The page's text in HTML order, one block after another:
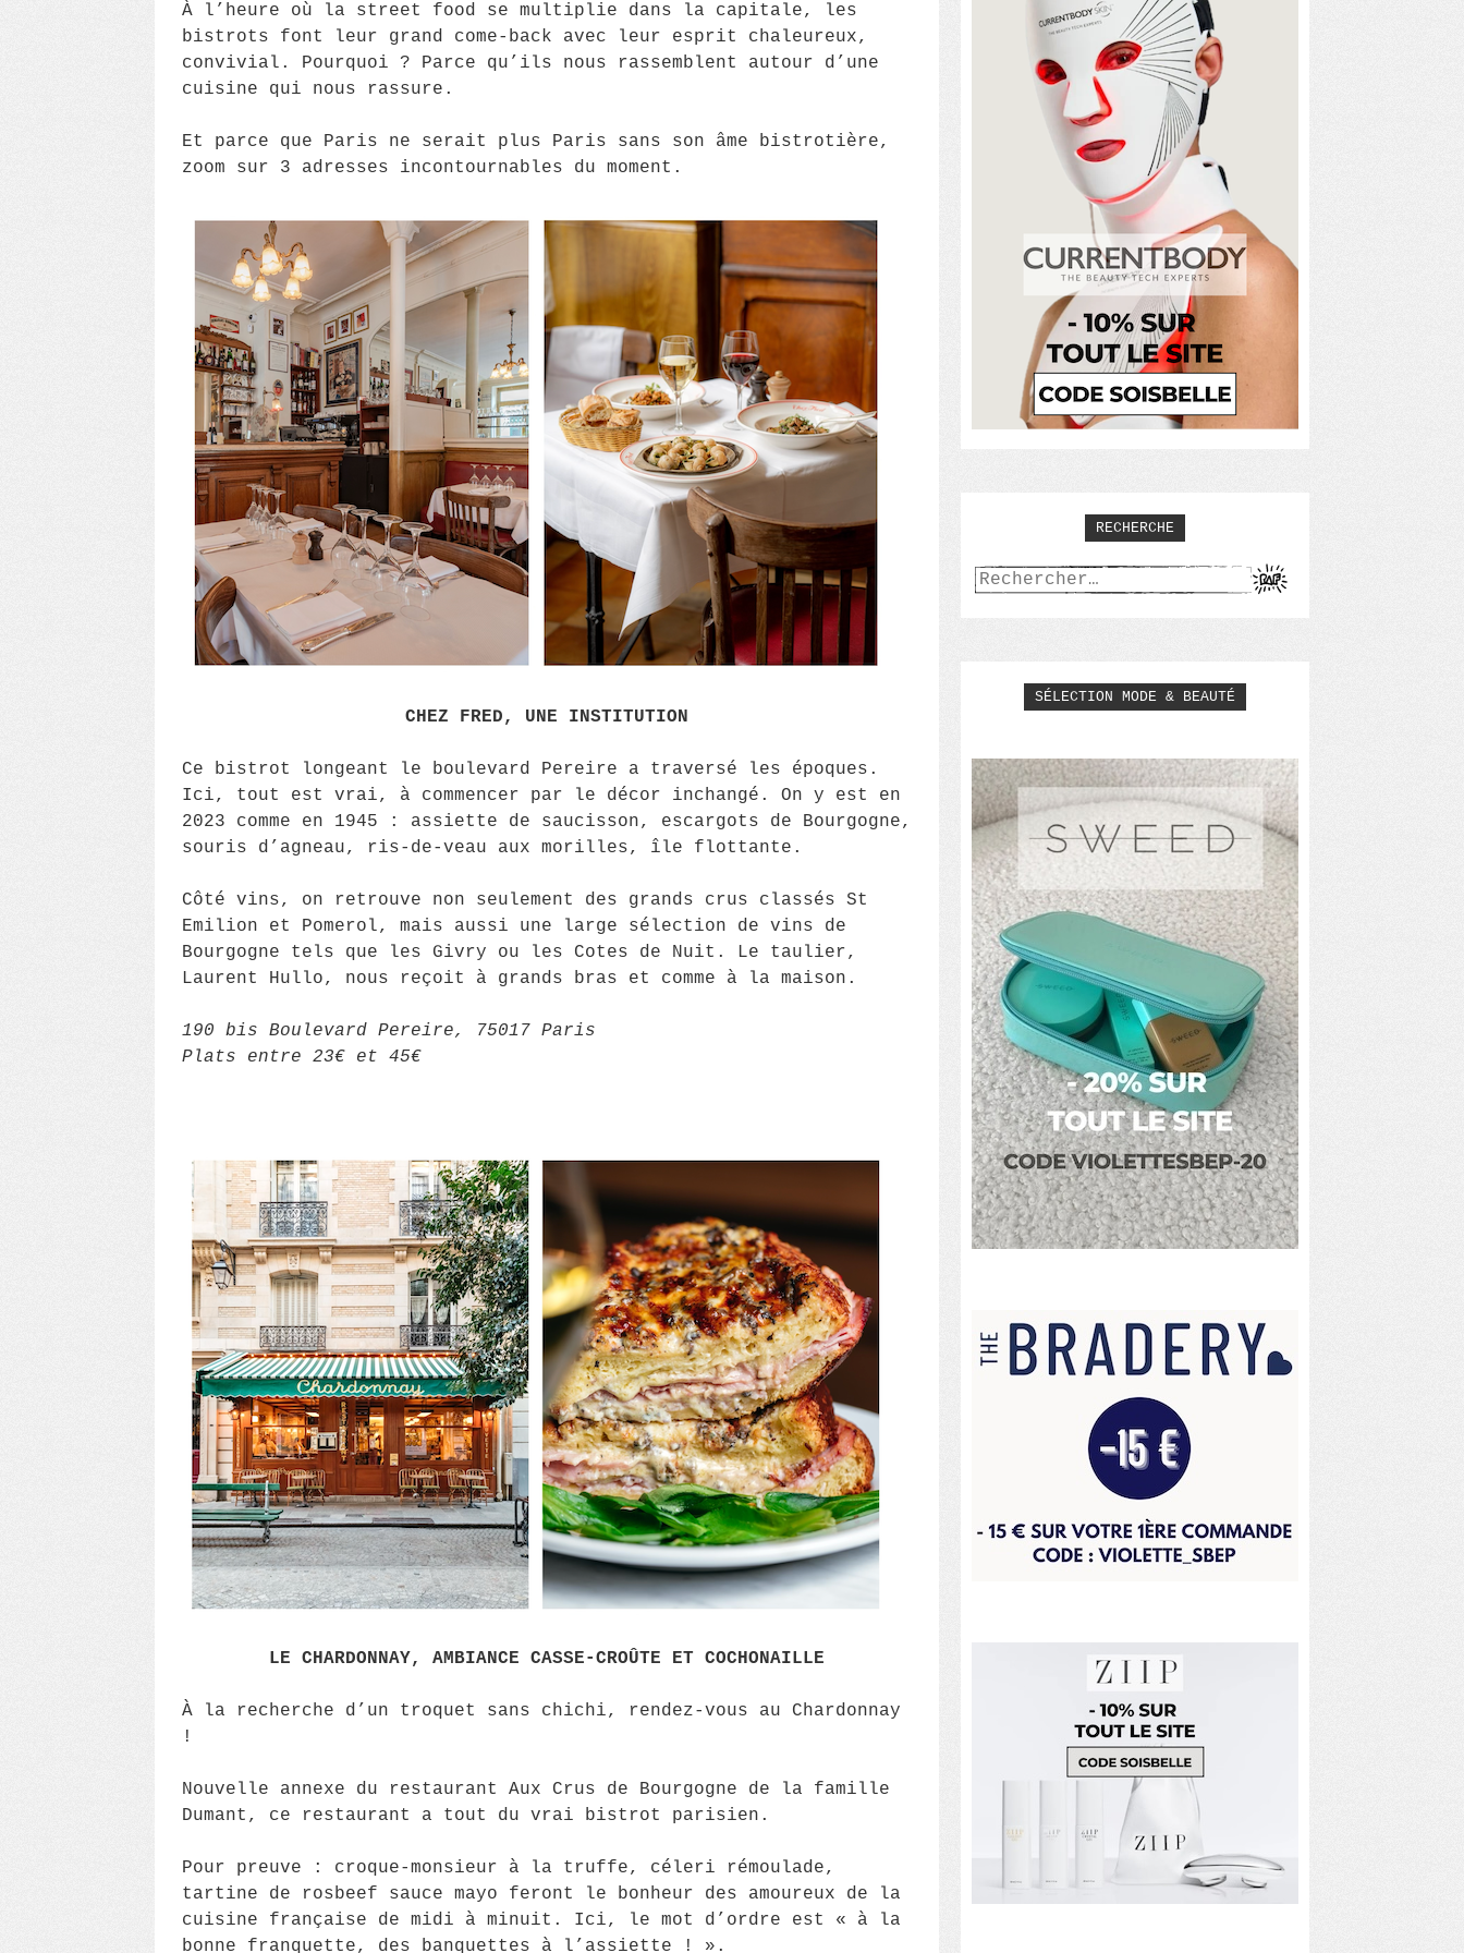
À l’heure où la street food se multiplie dans la capitale, les
bistrots font leur grand come-back avec leur esprit chaleureux,
convivial. Pourquoi ? Parce qu’ils nous rassemblent autour d’une
cuisine qui nous rassure.
Et parce que Paris ne serait plus Paris sans son âme bistrotière,
zoom sur 3 adresses incontournables du moment.
CHEZ FRED, UNE INSTITUTION
Ce bistrot longeant le boulevard Pereire a traversé les époques.
Ici, tout est vrai, à commencer par le décor inchangé. On y est en
2023 comme en 1945 : assiette de saucisson, escargots de Bourgogne,
souris d’agneau, ris-de-veau aux morilles, île flottante.
Côté vins, on retrouve non seulement des grands crus classés St
Emilion et Pomerol, mais aussi une large sélection de vins de
Bourgogne tels que les Givry ou les Cotes de Nuit. Le taulier,
Laurent Hullo, nous reçoit à grands bras et comme à la maison.
190 bis Boulevard Pereire, 75017 Paris
Plats entre 23€ et 45€
LE CHARDONNAY, AMBIANCE CASSE-CROÛTE ET COCHONAILLE
À la recherche d’un troquet sans chichi, rendez-vous au Chardonnay
!
Nouvelle annexe du restaurant Aux Crus de Bourgogne de la famille
Dumant, ce restaurant a tout du vrai bistrot parisien.
Pour preuve : croque-monsieur à la truffe, céleri rémoulade,
tartine de rosbeef sauce mayo feront le bonheur des amoureux de la
cuisine française de midi à minuit. Ici, le mot d’ordre est « à la
bonne franquette, des banquettes à l’assiette ! ».
RECHERCHE
Rechercher :
SÉLECTION MODE & BEAUTÉ